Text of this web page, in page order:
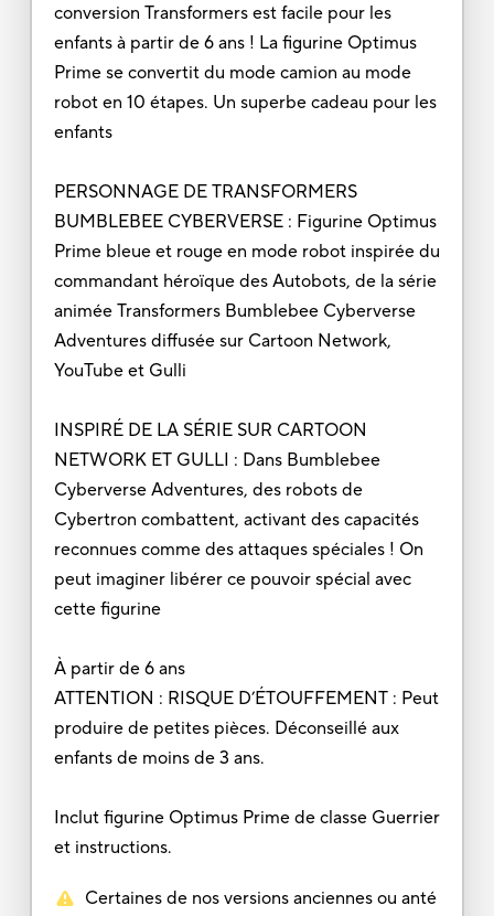
conversion Transformers est facile pour les
enfants à partir de 6 ans ! La figurine Optimus
Prime se convertit du mode camion au mode
robot en 10 étapes. Un superbe cadeau pour les
enfants
PERSONNAGE DE TRANSFORMERS
BUMBLEBEE CYBERVERSE : Figurine Optimus
Prime bleue et rouge en mode robot inspirée du
commandant héroïque des Autobots, de la série
animée Transformers Bumblebee Cyberverse
Adventures diffusée sur Cartoon Network,
YouTube et Gulli
INSPIRÉ DE LA SÉRIE SUR CARTOON
NETWORK ET GULLI : Dans Bumblebee
Cyberverse Adventures, des robots de
Cybertron combattent, activant des capacités
reconnues comme des attaques spéciales ! On
peut imaginer libérer ce pouvoir spécial avec
cette figurine
À partir de 6 ans
ATTENTION : RISQUE D’ÉTOUFFEMENT : Peut
produire de petites pièces. Déconseillé aux
enfants de moins de 3 ans.
Inclut figurine Optimus Prime de classe Guerrier
et instructions.
Certaines de nos versions anciennes ou anté